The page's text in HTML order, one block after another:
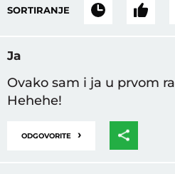
SORTIRANJE
Ja
Ovako sam i ja u prvom
Hehehe!
ODGOVORITE ›